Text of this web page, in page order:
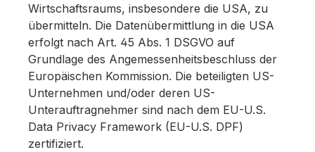
Wirtschaftsraums, insbesondere die USA, zu
übermitteln. Die Datenübermittlung in die USA
erfolgt nach Art. 45 Abs. 1 DSGVO auf
Grundlage des Angemessenheitsbeschluss der
Europäischen Kommission. Die beteiligten US-
Unternehmen und/oder deren US-
Unterauftragnehmer sind nach dem EU-U.S.
Data Privacy Framework (EU-U.S. DPF)
zertifiziert.